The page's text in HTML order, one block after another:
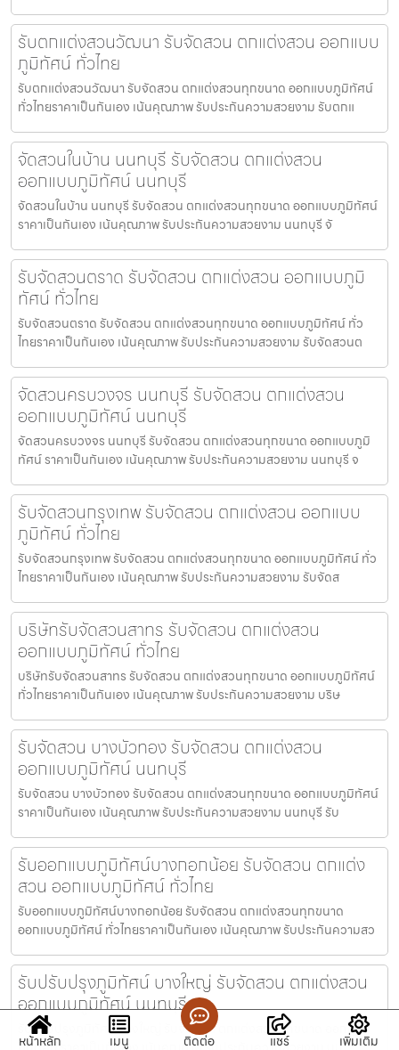
รับตกแต่งสวนวัฒนา รับจัดสวน ตกแต่งสวน ออกแบบ
ภูมิทัศน์ ทั่วไทย
รับตกแต่งสวนวัฒนา รับจัดสวน ตกแต่งสวนทุกขนาด ออกแบบภูมิทัศน์
ทั่วไทยราคาเป็นกันเอง เน้นคุณภาพ รับประกันความสวยงาม รับตกแ
จัดสวนในบ้าน นนทบุรี รับจัดสวน ตกแต่งสวน
ออกแบบภูมิทัศน์ นนทบุรี
จัดสวนในบ้าน นนทบุรี รับจัดสวน ตกแต่งสวนทุกขนาด ออกแบบภูมิทัศน์
ราคาเป็นกันเอง เน้นคุณภาพ รับประกันความสวยงาม นนทบุรี จั
รับจัดสวนตราด รับจัดสวน ตกแต่งสวน ออกแบบภูมิ
ทัศน์ ทั่วไทย
รับจัดสวนตราด รับจัดสวน ตกแต่งสวนทุกขนาด ออกแบบภูมิทัศน์ ทั่ว
ไทยราคาเป็นกันเอง เน้นคุณภาพ รับประกันความสวยงาม รับจัดสวนต
จัดสวนครบวงจร นนทบุรี รับจัดสวน ตกแต่งสวน
ออกแบบภูมิทัศน์ นนทบุรี
จัดสวนครบวงจร นนทบุรี รับจัดสวน ตกแต่งสวนทุกขนาด ออกแบบภูมิ
ทัศน์ ราคาเป็นกันเอง เน้นคุณภาพ รับประกันความสวยงาม นนทบุรี จ
รับจัดสวนกรุงเทพ รับจัดสวน ตกแต่งสวน ออกแบบ
ภูมิทัศน์ ทั่วไทย
รับจัดสวนกรุงเทพ รับจัดสวน ตกแต่งสวนทุกขนาด ออกแบบภูมิทัศน์ ทั่ว
ไทยราคาเป็นกันเอง เน้นคุณภาพ รับประกันความสวยงาม รับจัดส
บริษัทรับจัดสวนสาทร รับจัดสวน ตกแต่งสวน
ออกแบบภูมิทัศน์ ทั่วไทย
บริษัทรับจัดสวนสาทร รับจัดสวน ตกแต่งสวนทุกขนาด ออกแบบภูมิทัศน์
ทั่วไทยราคาเป็นกันเอง เน้นคุณภาพ รับประกันความสวยงาม บริษ
รับจัดสวน บางบัวทอง รับจัดสวน ตกแต่งสวน
ออกแบบภูมิทัศน์ นนทบุรี
รับจัดสวน บางบัวทอง รับจัดสวน ตกแต่งสวนทุกขนาด ออกแบบภูมิทัศน์
ราคาเป็นกันเอง เน้นคุณภาพ รับประกันความสวยงาม นนทบุรี รับ
รับออกแบบภูมิทัศน์บางกอกน้อย รับจัดสวน ตกแต่ง
สวน ออกแบบภูมิทัศน์ ทั่วไทย
รับออกแบบภูมิทัศน์บางกอกน้อย รับจัดสวน ตกแต่งสวนทุกขนาด
ออกแบบภูมิทัศน์ ทั่วไทยราคาเป็นกันเอง เน้นคุณภาพ รับประกันความสว
รับปรับปรุงภูมิทัศน์ บางใหญ่ รับจัดสวน ตกแต่งสวน
ออกแบบภูมิทัศน์ นนทบุรี
รับปรับปรุงภูมิทัศน์ บางใหญ่ รับจัดสวน ตกแต่งสวนทุกขนาด ออกแบบ
หน้าหลัก เมนู ติดต่อ แชร์ เพิ่มเติม